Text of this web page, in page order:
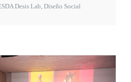
Desis Lab, Diseño Social